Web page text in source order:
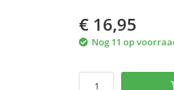
€ 16,95
Nog 11 op